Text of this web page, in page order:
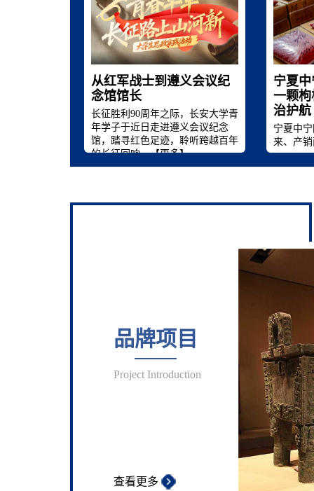
从红军战士到遵义会议纪
念馆馆长
长征胜利90周年之际，长安大学青
年学子于近日走进遵义会议纪念
馆，踏寻红色足迹，聆听跨越百年
的长征回响。【更多】
宁夏
一颗
治护航
宁夏中
来、产
品牌项目
Project Introduction
查看更多